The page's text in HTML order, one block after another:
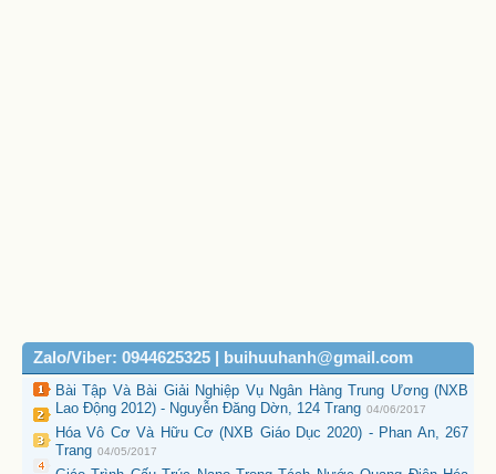
Zalo/Viber: 0944625325 | buihuuhanh@gmail.com
Bài Tập Và Bài Giải Nghiệp Vụ Ngân Hàng Trung Ương (NXB
Lao Động 2012) - Nguyễn Đăng Dờn, 124 Trang 04/06/2017
Hóa Vô Cơ Và Hữu Cơ (NXB Giáo Dục 2020) - Phan An, 267
Trang 04/05/2017